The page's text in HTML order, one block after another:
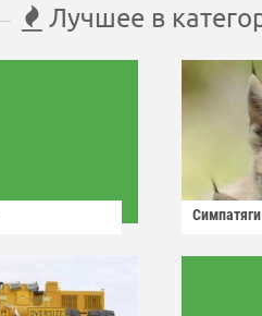
Лучшее в
Симпатяги